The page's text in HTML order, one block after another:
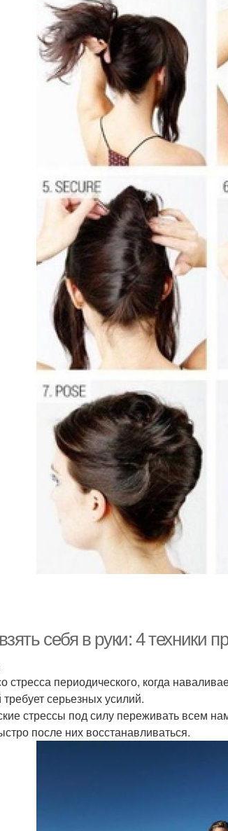
себя в руки: 4 техники
стресса периодического, когда
серьезных усилий.
стрессы под силу переживать всем
после них восстанавливаться.